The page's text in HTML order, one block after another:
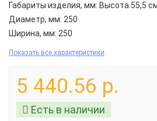
Габариты изделия, мм: Высота 55,5
Диаметр, мм: 250
Ширина, мм: 250
Показать все характеристики
5 440.56 р.
Есть в наличии